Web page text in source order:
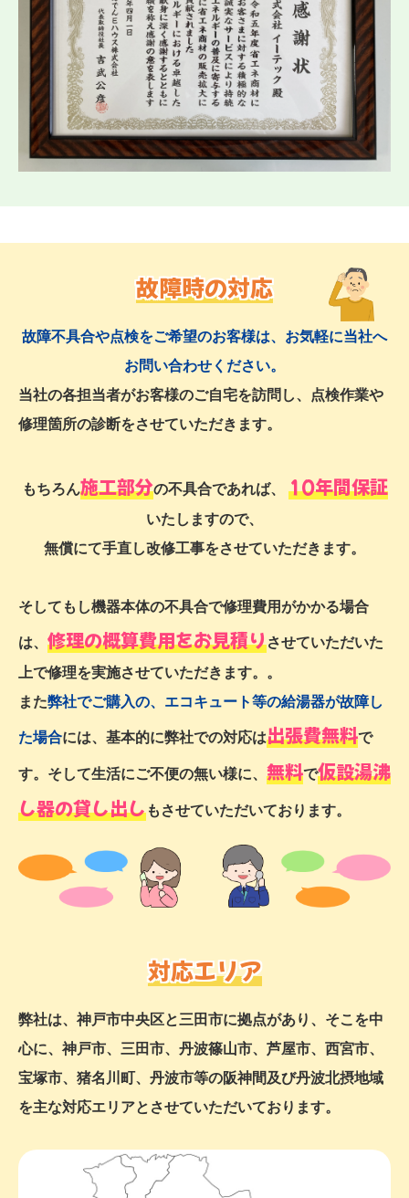
故障時の対応
故障不具合や点検をご希望のお客様は、お気軽に当社へ
お問い合わせください。
当社の各担当者がお客様のご自宅を訪問し、点検作業や
修理箇所の診断をさせていただきます。
もちろん施工部分の不具合であれば、 10年間保証
いたしますので、
無償にて手直し改修工事をさせていただきます。
そしてもし機器本体の不具合で修理費用がかかる場合
は、 修理の概算費用をお見積りさせていただいた
上で修理を実施させていただきます。。
また弊社でご購入の、エコキュート等の給湯器が故障し
た場合には、基本的に弊社での対応は出張費無料で
す。そして生活にご不便の無い様に、 無料で仮設湯沸
し器の貸し出しもさせていただいております。
対応エリア
弊社は、神戸市中央区と三田市に拠点があり、そこを中
心に、神戸市、三田市、丹波篠山市、芦屋市、西宮市、
宝塚市、猪名川町、丹波市等の阪神間及び丹波北摂地域
を主な対応エリアとさせていただいております。